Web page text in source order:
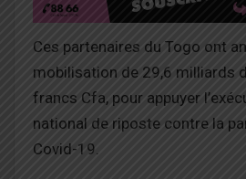
Ces partenaires du Togo ont
mobilisation de 29,6 milliards
francs Cfa, pour appuyer
national de riposte contre la
Covid-19.